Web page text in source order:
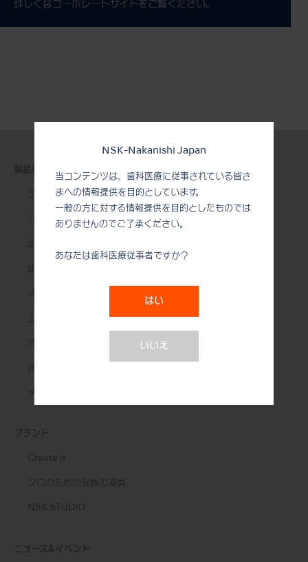
NSK-Nakanishi Japan
当コンテンツは、歯科医療に従事されている皆さ
まへの情報提供を目的としています。
一般の方に対する情報提供を目的としたものでは
ありませんのでご了承ください。
あなたは歯科医療従事者ですか？
はい
いいえ
詳しくはコーポレートサイトをご覧ください。
製品情報
エアータービン
コントラアングル
治療用モーター
訪問診療用機器
オーラルハイジーン
オーラルサージェリー
技工用製品
メンテナンス＆オートクレーブ
ブランド
Create it
プロのための究極の道具
NSK STUDIO
ニュース&イベント